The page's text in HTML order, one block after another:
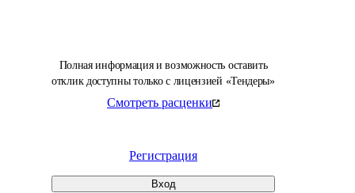
Полная информация и возможность оставить
отклик доступны только с лицензией «Тендеры»
Смотреть расценки
Регистрация
Вход